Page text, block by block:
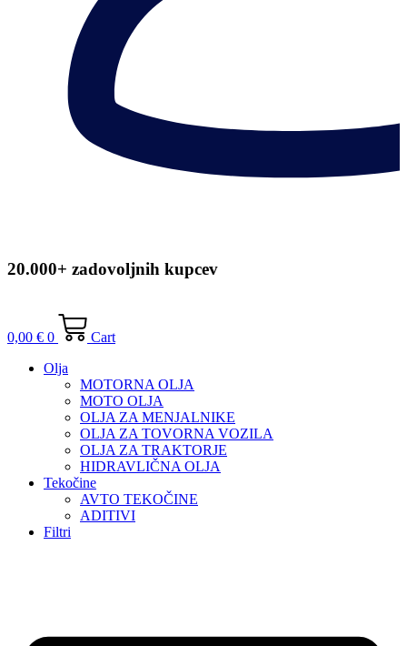
20.000+ zadovoljnih kupcev
0,00 € 0
Cart
Olja
MOTORNA OLJA
MOTO OLJA
OLJA ZA MENJALNIKE
OLJA ZA TOVORNA VOZILA
OLJA ZA TRAKTORJE
HIDRAVLIČNA OLJA
Tekočine
AVTO TEKOČINE
ADITIVI
Filtri